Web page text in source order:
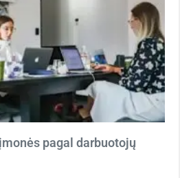
pagal darbuotojų